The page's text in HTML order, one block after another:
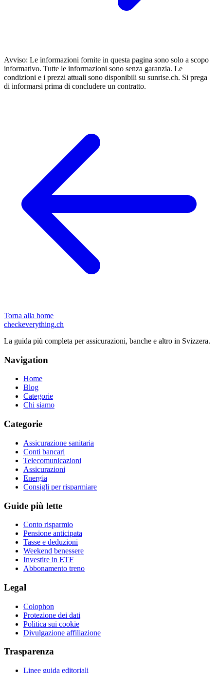
Avviso: Le informazioni fornite in questa pagina sono solo a scopo
informativo. Tutte le informazioni sono senza garanzia. Le
condizioni e i prezzi attuali sono disponibili su sunrise.ch. Si prega
di informarsi prima di concludere un contratto.
Torna alla home
checkeverything.ch
La guida più completa per assicurazioni, banche e altro in Svizzera.
Navigation
Home
Blog
Categorie
Chi siamo
Categorie
Assicurazione sanitaria
Conti bancari
Telecomunicazioni
Assicurazioni
Energia
Consigli per risparmiare
Guide più lette
Conto risparmio
Pensione anticipata
Tasse e deduzioni
Weekend benessere
Investire in ETF
Abbonamento treno
Legal
Colophon
Protezione dei dati
Politica sui cookie
Divulgazione affiliazione
Trasparenza
Linee guida editoriali